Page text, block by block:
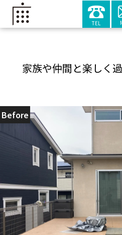
TEL
家族や仲間と楽しく
Before